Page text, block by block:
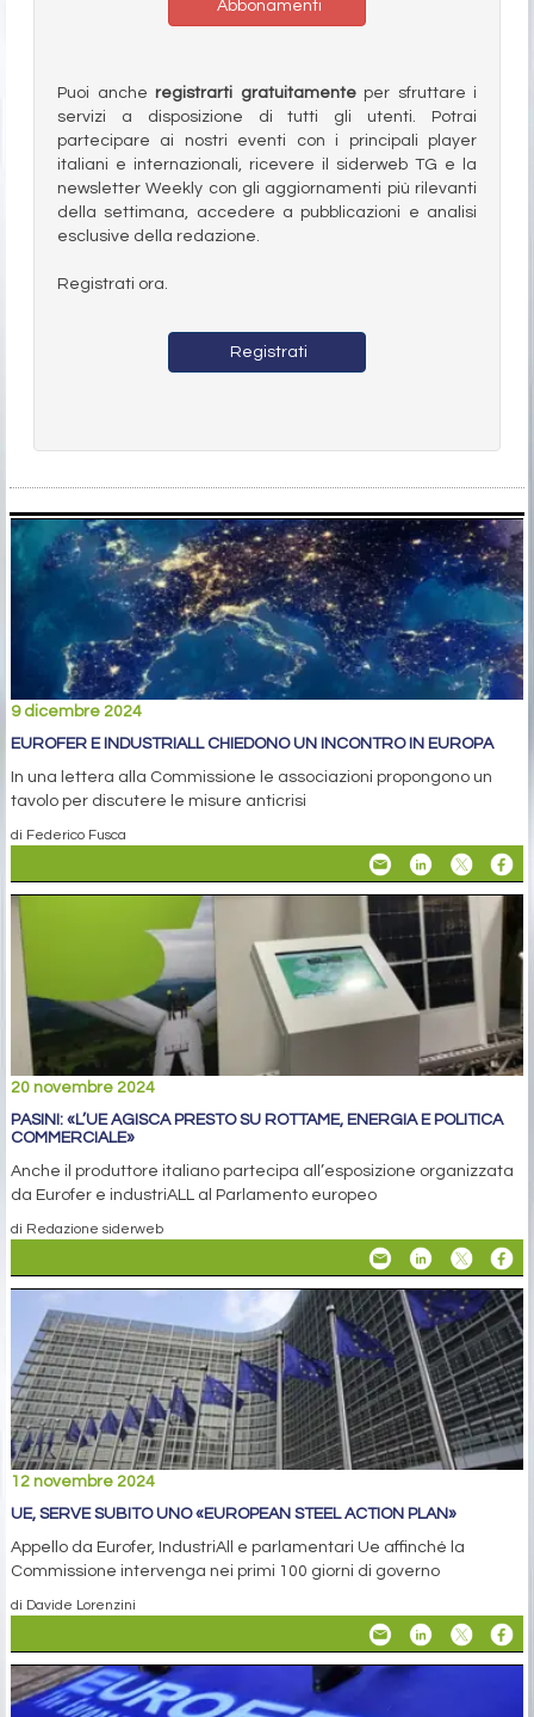
Abbonamenti
Puoi anche registrarti gratuitamenteper sfruttare i
servizi a disposizione di tutti gli utenti. Potrai
partecipare ai nostri eventi con i principali player
italiani e internazionali, ricevere il siderweb TG e la
newsletter Weekly con gli aggiornamenti più rilevanti
della settimana, accedere a pubblicazioni e analisi
esclusive della redazione.
Registrati ora.
Registrati
9 dicembre 2024
EUROFER E INDUSTRIALL CHIEDONO UN INCONTRO IN EUROPA
In una lettera alla Commissione le associazioni propongono un
tavolo per discutere le misure anticrisi
di Federico Fusca
20 novembre 2024
PASINI: «L’UE AGISCA PRESTO SU ROTTAME, ENERGIA E POLITICA
COMMERCIALE»
Anche il produttore italiano partecipa all’esposizione organizzata
da Eurofer e industriALL al Parlamento europeo
di Redazione siderweb
12 novembre 2024
UE, SERVE SUBITO UNO «EUROPEAN STEEL ACTION PLAN»
Appello da Eurofer, IndustriAll e parlamentari Ue affinché la
Commissione intervenga nei primi 100 giorni di governo
di Davide Lorenzini